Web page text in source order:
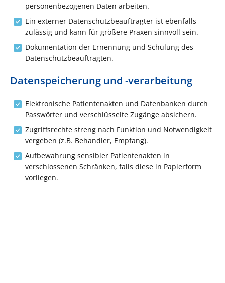
personenbezogenen Daten arbeiten.
Ein externer Datenschutzbeauftragter ist ebenfalls
zulässig und kann für größere Praxen sinnvoll sein.
Dokumentation der Ernennung und Schulung des
Datenschutzbeauftragten.
Datenspeicherung und -verarbeitung
Elektronische Patientenakten und Datenbanken durch
Passwörter und verschlüsselte Zugänge absichern.
Zugriffsrechte streng nach Funktion und Notwendigkeit
vergeben (z.B. Behandler, Empfang).
Aufbewahrung sensibler Patientenakten in
verschlossenen Schränken, falls diese in Papierform
vorliegen.